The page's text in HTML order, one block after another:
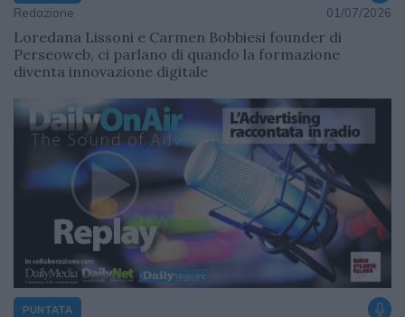
Redazione 01/07/2026
Loredana Lissoni e Carmen Bobbiesi founder di
Perseoweb, ci parlano di quando la formazione
diventa innovazione digitale
PUNTATA